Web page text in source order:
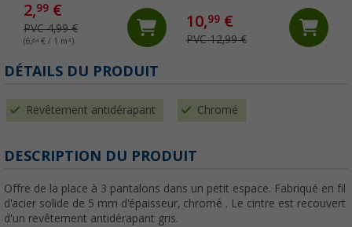
2,99 €
PVC 4,99 €
(6,64 € / 1 m²)
10,99€
PVC 12,99 €
DÉTAILS DU PRODUIT
Revêtement antidérapant Chromé
DESCRIPTION DU PRODUIT
Offre de la place à 3 pantalons dans un petit espace. Fabriqué en fil
d'acier solide de 5 mm d'épaisseur, chromé . Le cintre est recouvert
d'un revêtement antidérapant gris.